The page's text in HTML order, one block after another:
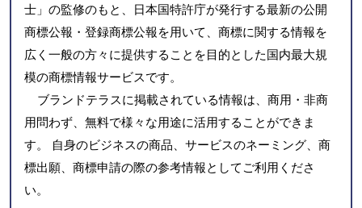
士」の監修のもと、日本国特許庁が発行する最新の公開
商標公報・登録商標公報を用いて、商標に関する情報を
広く一般の方々に提供することを目的とした国内最大規
模の商標情報サービスです。
ブランドテラスに掲載されている情報は、商用・非商
用問わず、無料で様々な用途に活用することができま
す。 自身のビジネスの商品、サービスのネーミング、商
標出願、商標申請の際の参考情報としてご利用くださ
い。